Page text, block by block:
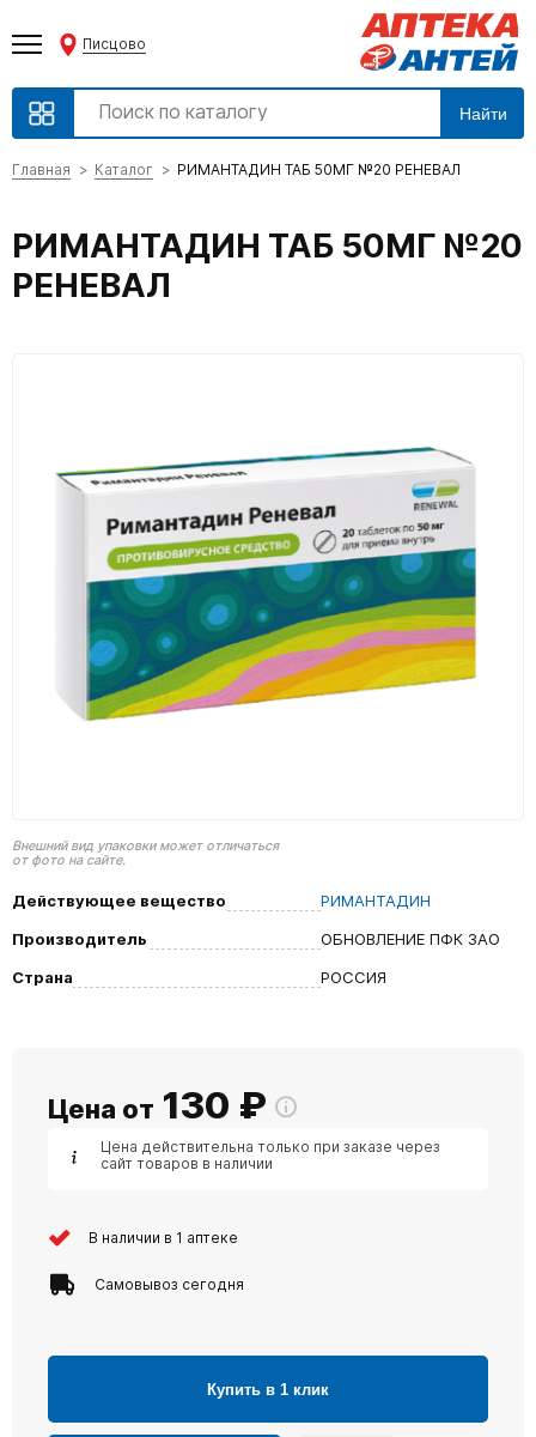
Писцово
Найти
Главная Каталог РИМАНТАДИН ТАБ 50МГ №20 РЕНЕВАЛ
РИМАНТАДИН ТАБ 50МГ №20
РЕНЕВАЛ
Внешний вид упаковки может отличаться
от фото на сайте.
Действующее вещество
РИМАНТАДИН
Производитель
ОБНОВЛЕНИЕ ПФК ЗАО
Страна
РОССИЯ
Цена от 130 ₽
Цена действительна только при заказе через
сайт товаров в наличии
В наличии в 1 аптеке
Самовывоз сегодня
Купить в 1 клик